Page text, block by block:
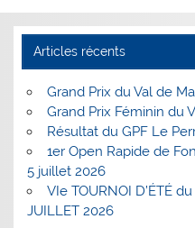
Articles récents
Grand Prix du Val de
Grand Prix Féminin du
Résultat du GPF Le
1er Open Rapide de
5 juillet 2026
VIe TOURNOI D’ÉTÉ
JUILLET 2026